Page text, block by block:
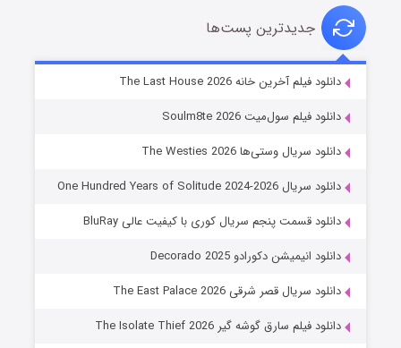
شوگر فصل ۲
خاندان اژدها فصل ۳
قسمت۶ (زیرنویس) منتشر شد
جدیدترین پست‌ها
دانلود فیلم آخرین خانه The Last House 2026
دانلود فیلم سول‌میت Soulm8te 2026
دانلود سریال وستی‌ها The Westies 2026
دانلود سریال One Hundred Years of Solitude 2024-2026
دانلود قسمت پنجم سریال کوری با کیفیت عالی BluRay
دانلود انیمیشن دکورادو Decorado 2025
دانلود سریال قصر شرقی The East Palace 2026
دانلود فیلم سارق گوشه گیر The Isolate Thief 2026